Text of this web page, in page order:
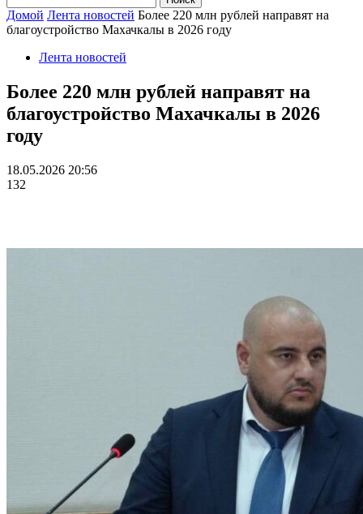
Домой Лента новостей Более 220 млн рублей направят на
благоустройство Махачкалы в 2026 году
Лента новостей
Более 220 млн рублей направят на
благоустройство Махачкалы в 2026
году
18.05.2026 20:56
132